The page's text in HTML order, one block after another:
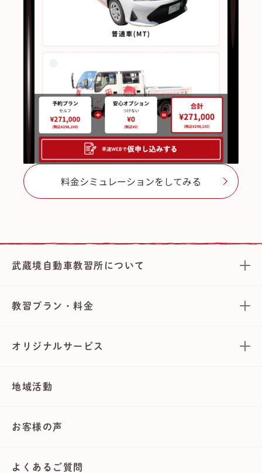
料金シミュレーションをしてみる
武蔵境自動車教習所について
教習プラン・料金
オリジナルサービス
地域活動
お客様の声
よくあるご質問